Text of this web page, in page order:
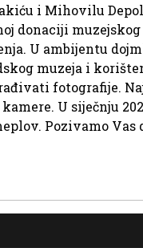
i Mihovilu
donaciji
U ambijentu
muzeja i
fotografije.
U siječnju
Pozivamo Vas